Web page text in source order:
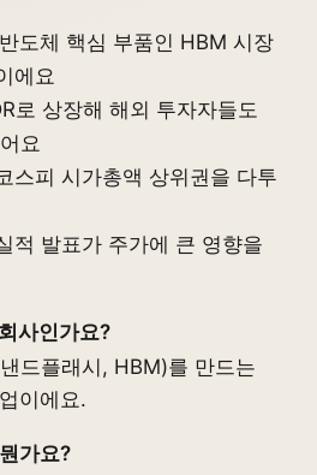
도체 핵심 부품인 HBM 시장
에요
로 상장해 해외 투자자들도
요
스피 시가총액 상위권을 다투
적 발표가 주가에 큰 영향을
사인가요?
드플래시, HBM)를 만드는
이에요.
가요?